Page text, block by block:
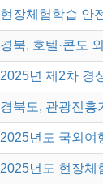
현장체험학습 안
경북, 호텔·콘도
2025년 제2차 경
경북도, 관광진
2025년도 국외여
2025년도 현장체